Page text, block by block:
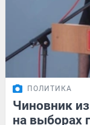
ПОЛИТИКА
Чиновник
на выборах